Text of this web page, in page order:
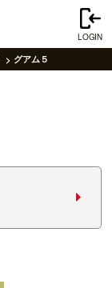
LOGIN
グアム５